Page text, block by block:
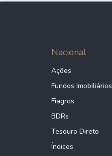
Nacional
Ações
Fundos Imobiliários
Fiagros
BDRs
Tesouro Direto
Índices